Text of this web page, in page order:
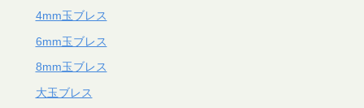
4mm玉ブレス
6mm玉ブレス
8mm玉ブレス
大玉ブレス